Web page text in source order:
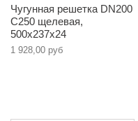
Чугунная решетка DN200
C250 щелевая,
500х237х24
1 928,00 руб